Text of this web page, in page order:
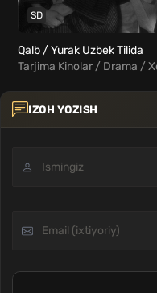
SD
Qalb / Yurak Uzbek Tilida
IZOH YOZISH